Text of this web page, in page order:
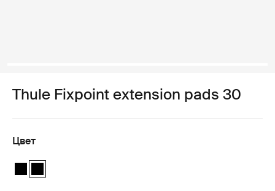
Thule Fixpoint extension pads 30
Цвет
Thule Fixpoint extension pads Чёрный
Thule Fixpoint extension pads Чёрный (selected)